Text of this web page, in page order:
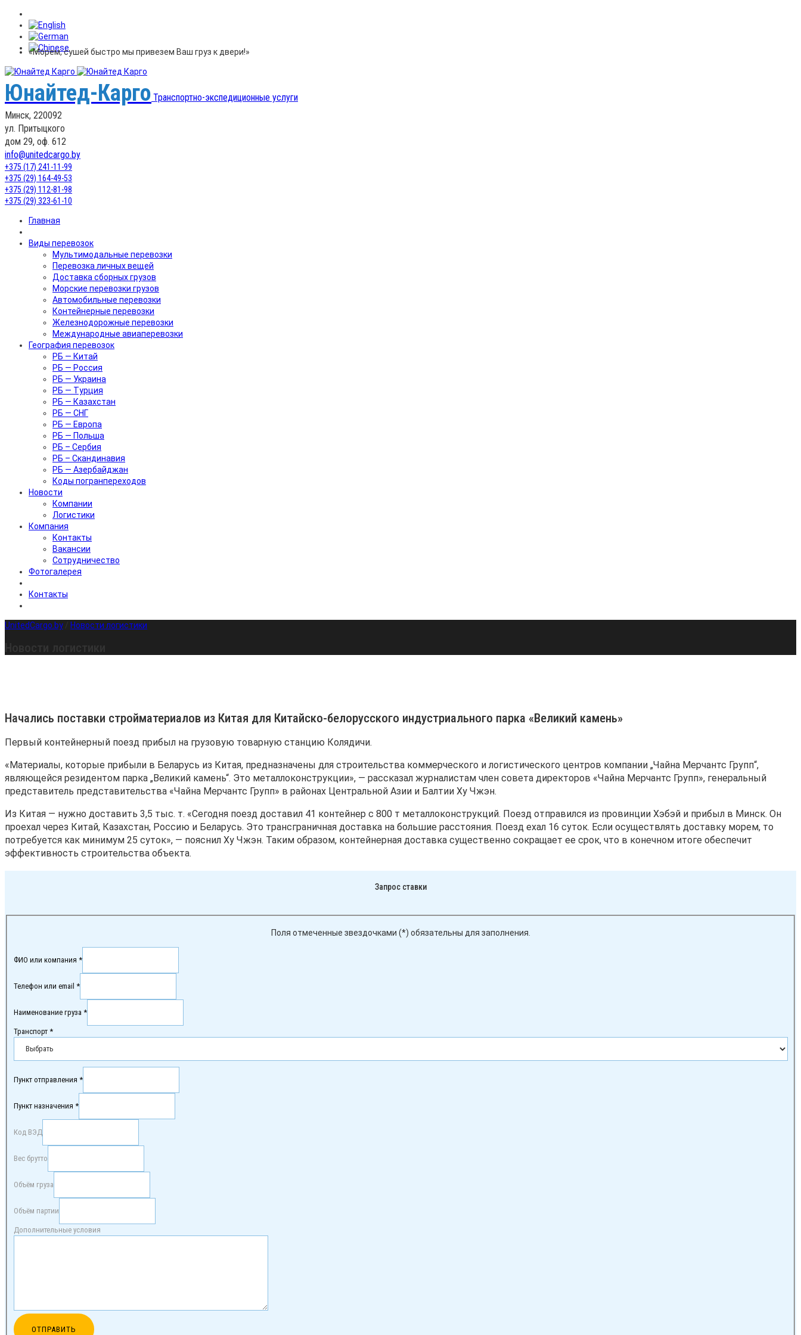
«Морем, сушей быстро мы привезем Ваш груз к двери!»
Юнайтед-Карго Транспортно-экспедиционные услуги
Минск, 220092
ул. Притыцкого
дом 29, оф. 612
info@unitedcargo.by
+375 (17) 241-11-99
+375 (29) 164-49-53
+375 (29) 112-81-98
+375 (29) 323-61-10
Главная
Виды перевозок
Мультимодальные перевозки
Перевозка личных вещей
Доставка сборных грузов
Морские перевозки грузов
Автомобильные перевозки
Контейнерные перевозки
Железнодорожные перевозки
Международные авиаперевозки
География перевозок
РБ — Китай
РБ — Россия
РБ — Украина
РБ — Турция
РБ — Казахстан
РБ — СНГ
РБ — Европа
РБ — Польша
РБ – Сербия
РБ – Скандинавия
РБ — Азербайджан
Коды погранпереходов
Новости
Компании
Логистики
Компания
Контакты
Вакансии
Сотрудничество
Фотогалерея
Контакты
UnitedCargo.by Новости логистики
Начались поставки стройматериалов из Китая для Китайско-белорусского индустриального парка «Великий камень»
Первый контейнерный поезд прибыл на грузовую товарную станцию Колядичи.
«Материалы, которые прибыли в Беларусь из Китая, предназначены для строительства коммерческого и логистического центров компании „Чайна Мерчантс Групп“,
являющейся резидентом парка „Великий камень“. Это металлоконструкции», — рассказал журналистам член совета директоров «Чайна Мерчантс Групп», генеральный
представитель представительства «Чайна Мерчантс Групп» в районах Центральной Азии и Балтии Ху Чжэн.
Из Китая — нужно доставить 3,5 тыс. т. «Сегодня поезд доставил 41 контейнер с 800 т металлоконструкций. Поезд отправился из провинции Хэбэй и прибыл в Минск. Он
проехал через Китай, Казахстан, Россию и Беларусь. Это трансграничная доставка на большие расстояния. Поезд ехал 16 суток. Если осуществлять доставку морем, то
потребуется как минимум 25 суток», — пояснил Ху Чжэн. Таким образом, контейнерная доставка существенно сокращает ее срок, что в конечном итоге обеспечит
эффективность строительства объекта.
Запрос ставки
Поля отмеченные звездочками (*) обязательны для заполнения.
ФИО или компания *
Телефон или email *
Наименование груза *
Транспорт *
Пункт отправления *
Пункт назначения *
Код ВЭД
Вес брутто
Объём груза
Объём партии
Дополнительные условия